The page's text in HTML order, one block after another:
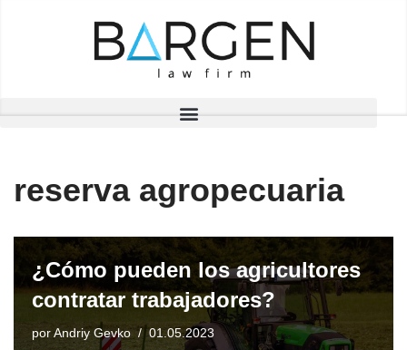
reserva agropecuaria
¿Cómo pueden los agricultores
contratar trabajadores?
por Andriy Gevko 01.05.2023